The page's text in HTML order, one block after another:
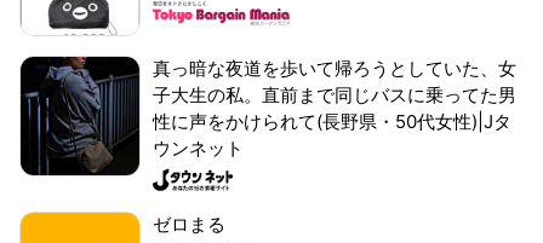
真っ暗な夜道を歩いて帰ろうとしていた、女
子大生の私。直前まで同じバスに乗ってた男
性に声をかけられて(長野県・50代女性)|Jタ
ウンネット
ゼロまる